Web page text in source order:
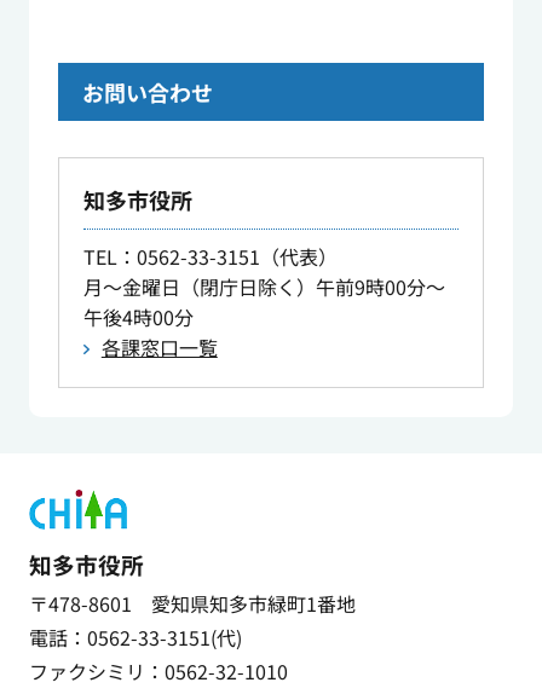
お問い合わせ
知多市役所
TEL：0562-33-3151（代表）
月～金曜日（閉庁日除く）午前9時00分～
午後4時00分
各課窓口一覧
知多市役所
〒478-8601 愛知県知多市緑町1番地
電話：0562-33-3151(代)
ファクシミリ：0562-32-1010